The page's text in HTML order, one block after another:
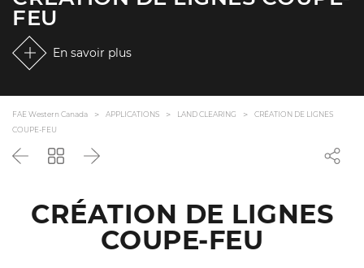
FEU
En savoir plus
FAE Western Canada APPLICATIONS LAND CLEARING
CRÉATION DE LIGNES
COUPE-FEU
PrécédentRevenirSuivant
CRÉATION DE LIGNES
COUPE-FEU